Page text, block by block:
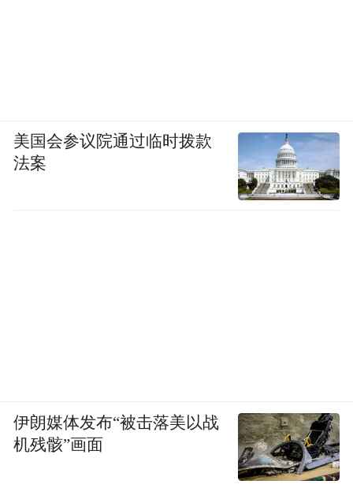
美国会参议院通过临时拨款
法案
伊朗媒体发布“被击落美以战
机残骸”画面